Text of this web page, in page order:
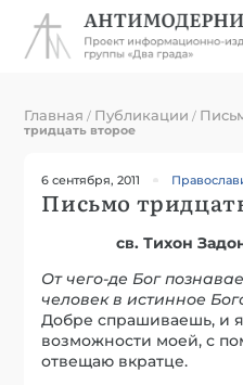
Главная / Публикации /
тридцать второе
6 сентября, 2011
Письмо
св. Тихон
От чего-де Бог
человек в истинное
Добре спрашиваешь, и
возможности моей, с
отвещаю вкратце.